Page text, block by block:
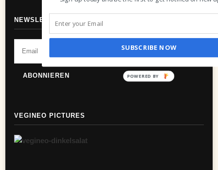
NEWSLETTER
VEGINEO PICTURES
SUBSCRIBE NOW
POWERED BY